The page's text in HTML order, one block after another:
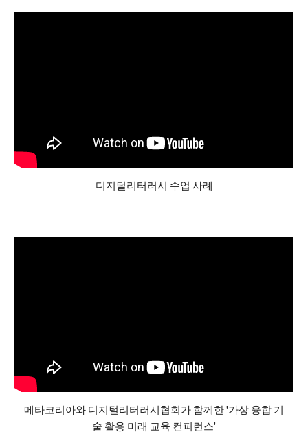
디지털리터러시 수업 사례
메타코리아와 디지털리터러시협회가 함께한'가상 융합 기
술 활용 미래 교육 컨퍼런스'